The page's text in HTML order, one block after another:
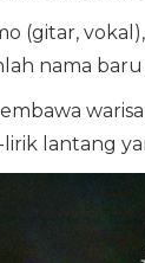
(gitar,
nama
lantang